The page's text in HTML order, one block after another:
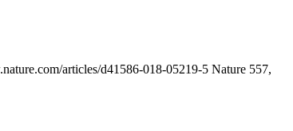
articles/d41586-018-05219-5 Nature 557,